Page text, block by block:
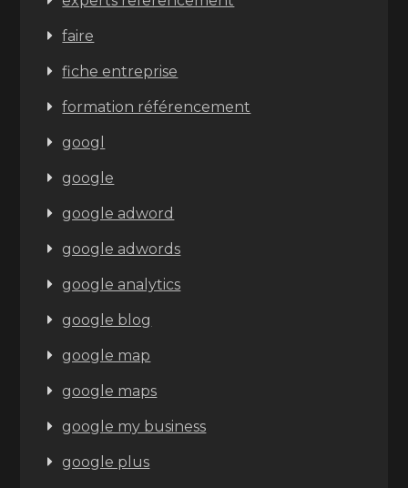
faire
fiche entreprise
formation référencement
googl
google
google adword
google adwords
google analytics
google blog
google map
google maps
google my business
google plus